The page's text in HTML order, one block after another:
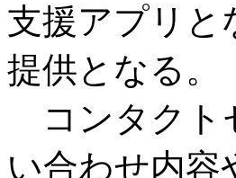
支援アプリと
提供となる。
コンタクト
い合わせ内容